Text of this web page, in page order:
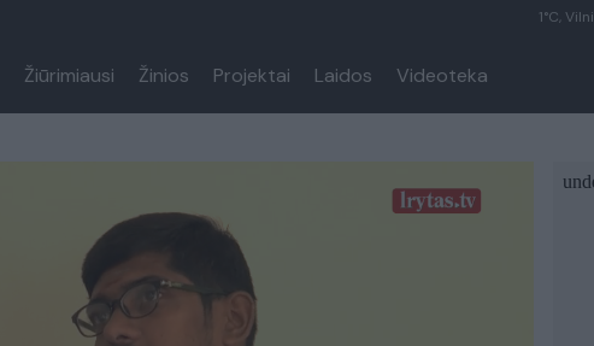
1°C,
Žiūrimiausi Žinios Projektai Laidos Videoteka